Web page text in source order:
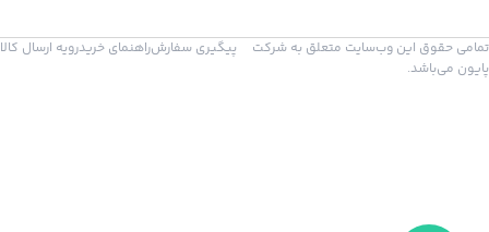
تمامی حقوق این وب‌سایت متعلق به شرکت
پایون می‌باشد.
پیگیری سفارشراهنمای خریدرویه ارسال کالا